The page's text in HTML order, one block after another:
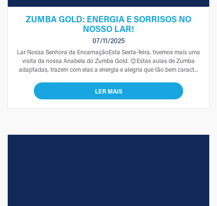
ZUMBA GOLD: ENERGIA E SORRISOS NO
NOSSO LAR!
07/11/2025
Lar Nossa Senhora da EncarnaçãoEsta Sexta-feira, tivemos mais uma
visita da nossa Anabela do Zumba Gold. 😊Estas aulas de Zumba
adaptadas, trazem com elas a energia e alegria que tão bem caract...
LER MAIS